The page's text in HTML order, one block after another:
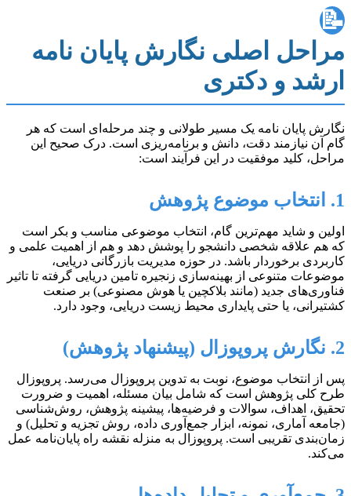
📝
مراحل اصلی نگارش پایان نامه
ارشد و دکتری
نگارش پایان نامه یک مسیر طولانی و چند مرحله‌ای است که هر
گام آن نیازمند دقت، دانش و برنامه‌ریزی است. درک صحیح این
مراحل، کلید موفقیت در این فرآیند است:
1. انتخاب موضوع پژوهش
اولین و شاید مهم‌ترین گام، انتخاب موضوعی مناسب و بکر است
که هم علاقه شخصی دانشجو را پوشش دهد و هم از اهمیت علمی و
کاربردی برخوردار باشد. در حوزه مدیریت بازرگانی دریایی،
موضوعات متنوعی از بهینه‌سازی زنجیره تامین دریایی گرفته تا تاثیر
فناوری‌های جدید (مانند بلاکچین یا هوش مصنوعی) بر صنعت
کشتیرانی، یا حتی پایداری محیط زیست دریایی، وجود دارد.
2. نگارش پروپوزال (پیشنهاد پژوهش)
پس از انتخاب موضوع، نوبت به تدوین پروپوزال می‌رسد. پروپوزال
طرح کلی پژوهش است که شامل بیان مسئله، اهمیت و ضرورت
تحقیق، اهداف، سوالات و فرضیه‌ها، پیشینه پژوهش، روش‌شناسی
(جامعه آماری، نمونه، ابزار جمع‌آوری داده، روش تجزیه و تحلیل) و
زمان‌بندی تقریبی است. پروپوزال به منزله نقشه راه پایان‌نامه عمل
می‌کند.